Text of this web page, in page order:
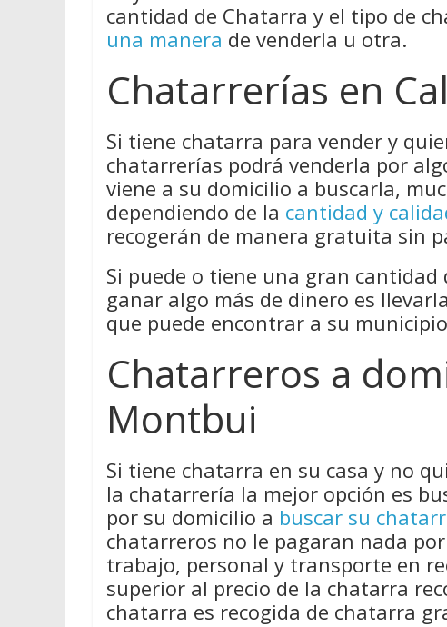
cantidad de Chatarra y el tipo de
una manera de venderla u otra.
Chatarrerías en
Si tiene chatarra para vender y
chatarrerías podrá venderla por
viene a su domicilio a buscarla,
dependiendo de la cantidad y
recogerán de manera gratuita sin
Si puede o tiene una gran
ganar algo más de dinero es
que puede encontrar a su
Chatarreros a
Montbui
Si tiene chatarra en su casa y no
la chatarrería la mejor opción es
por su domicilio a buscar su
chatarreros no le pagaran nada
trabajo, personal y transporte en
superior al precio de la chatarra
chatarra es recogida de chatarra